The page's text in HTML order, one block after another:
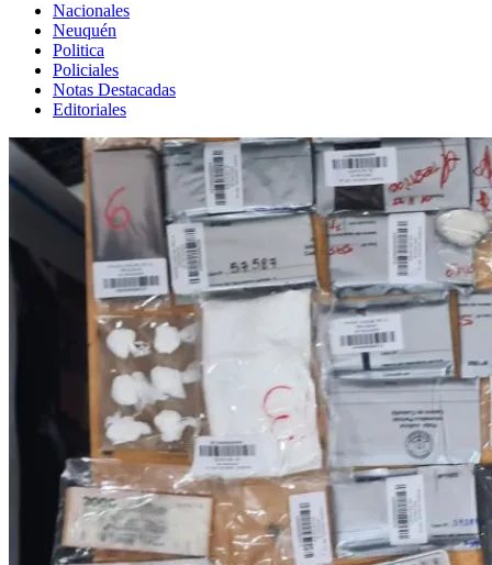
Nacionales
Neuquén
Politica
Policiales
Notas Destacadas
Editoriales